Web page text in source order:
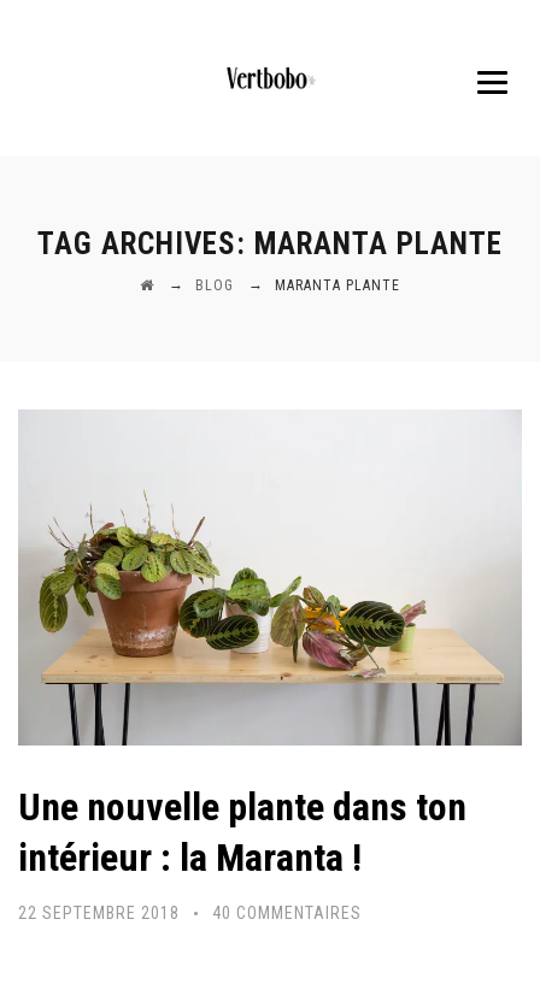
TAG ARCHIVES: MARANTA PLANTE
→ BLOG → MARANTA PLANTE
Une nouvelle plante dans ton
intérieur : la Maranta !
22 SEPTEMBRE 2018 40 COMMENTAIRES